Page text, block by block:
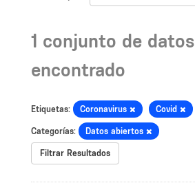
1 conjunto de datos
encontrado
Etiquetas: Coronavirus Covid
Categorías: Datos abiertos
Filtrar Resultados